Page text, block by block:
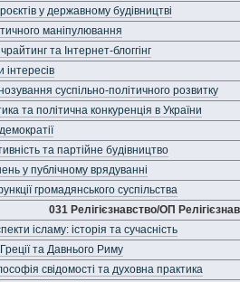
у державному будівництві
маніпулювання
та Інтернет-блоггінг
інтересів
суспільно-політичного розвитку
та політична конкуренція в України
та партійне будівництво
у публічному врядуванні
громадянського суспільства
031 Релігієзнавство/ОП
ісламу: історія та сучасність
Греції та Давнього Риму
свідомості та духовна практика